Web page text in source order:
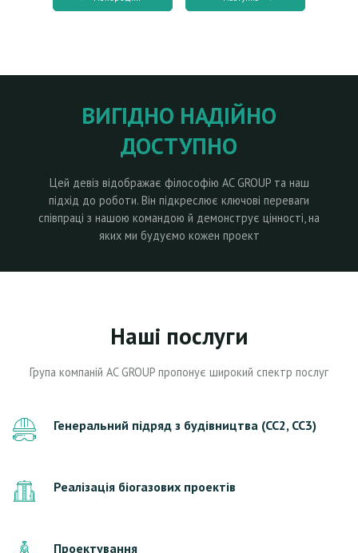
ВИГІДНО НАДІЙНО
ДОСТУПНО
Цей девіз відображає філософію AC GROUP та наш
підхід до роботи. Він підкреслює ключові переваги
співпраці з нашою командою й демонструє цінності, на
яких ми будуємо кожен проект
Наші послуги
Група компаній AC GROUP пропонує широкий спектр послуг
Генеральний підряд з будівництва (СС2, СС3)
Реалізація біогазових проектів
Проектування